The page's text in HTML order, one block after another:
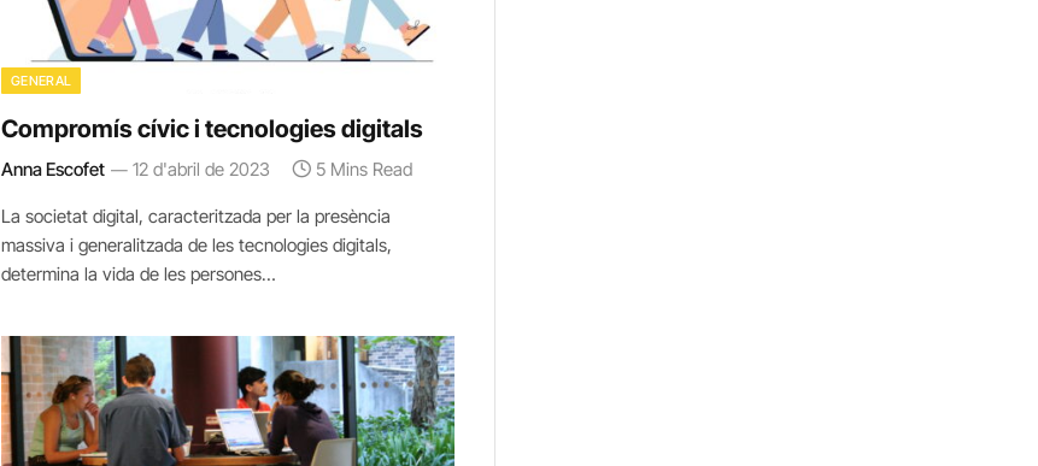
GENERAL
Compromís cívic i tecnologies digitals
Anna Escofet 12 d'abril de 2023 5 Mins Read
La societat digital, caracteritzada per la presència
massiva i generalitzada de les tecnologies digitals,
determina la vida de les persones…